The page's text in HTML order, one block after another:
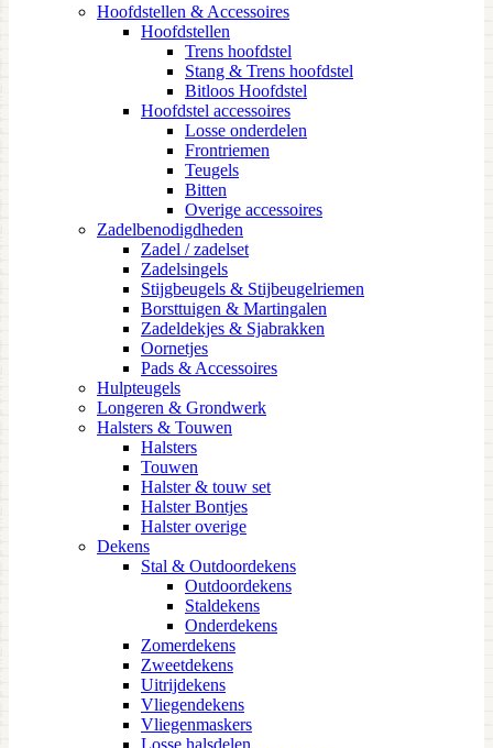
Hoofdstellen & Accessoires
Hoofdstellen
Trens hoofdstel
Stang & Trens hoofdstel
Bitloos Hoofdstel
Hoofdstel accessoires
Losse onderdelen
Frontriemen
Teugels
Bitten
Overige accessoires
Zadelbenodigdheden
Zadel / zadelset
Zadelsingels
Stijgbeugels & Stijbeugelriemen
Borsttuigen & Martingalen
Zadeldekjes & Sjabrakken
Oornetjes
Pads & Accessoires
Hulpteugels
Longeren & Grondwerk
Halsters & Touwen
Halsters
Touwen
Halster & touw set
Halster Bontjes
Halster overige
Dekens
Stal & Outdoordekens
Outdoordekens
Staldekens
Onderdekens
Zomerdekens
Zweetdekens
Uitrijdekens
Vliegendekens
Vliegenmaskers
Losse halsdelen